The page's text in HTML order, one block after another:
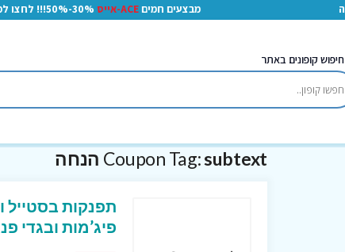
מבצעים חמיםACE-אייס 30%-50%!!! לחצו למעבר
חיפוש קופונים באתר
Coupon Tag:subtext הנחה
תפנקות
פיג’מות ובגדי